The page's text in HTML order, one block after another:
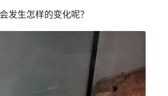
发生怎样的变化呢？